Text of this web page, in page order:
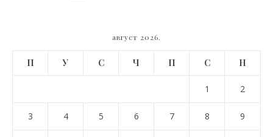
август 2026.
П У С Ч П С Н
1 2
3 4 5 6 7 8 9